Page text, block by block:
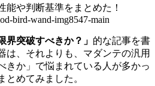
界突破すべきか？」 的な記事を書
は、それよりも、マダンテの汎用
きか」で悩まれている人が多かっ
とめてみました。